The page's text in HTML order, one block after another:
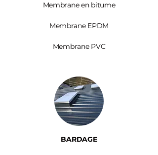
Membrane en bitume
Membrane EPDM
Membrane PVC
BARDAGE​